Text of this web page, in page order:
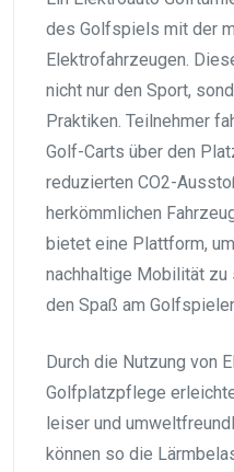
des Golfspiels mit der
Elektrofahrzeugen.
nicht nur den Sport,
Praktiken. Teilnehmer
Golf-Carts über den
reduzierten CO2-
herkömmlichen
bietet eine Plattform,
nachhaltige Mobilität
den Spaß am
Durch die Nutzung von
Golfplatzpflege
leiser und
können so die